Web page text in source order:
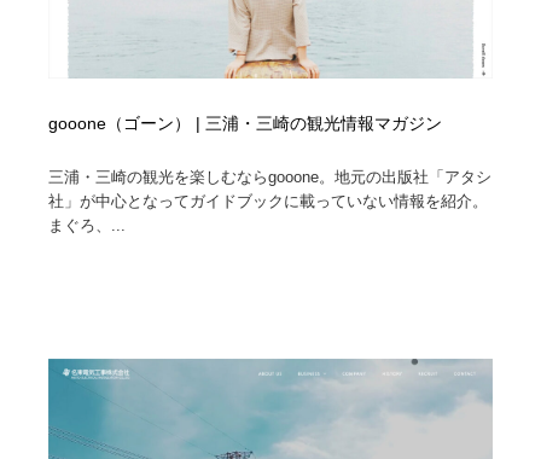
gooone（ゴーン） | 三浦・三崎の観光情報マガジン
三浦・三崎の観光を楽しむならgooone。地元の出版社「アタシ
社」が中心となってガイドブックに載っていない情報を紹介。
まぐろ、...